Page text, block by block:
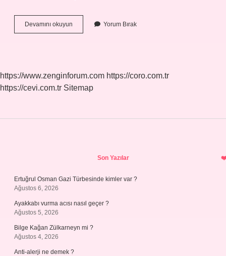
Devamını okuyun
Salep
Yorum Bırak
https://www.zenginforum.com https://coro.com.tr
https://cevi.com.tr Sitemap
Son Yazılar
Ertuğrul Osman Gazi Türbesinde kimler var ?
Ağustos 6, 2026
Ayakkabı vurma acısı nasıl geçer ?
Ağustos 5, 2026
Bilge Kağan Zülkarneyn mi ?
Ağustos 4, 2026
Anti-alerji ne demek ?